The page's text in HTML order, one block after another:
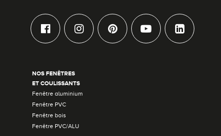
NOS FENÊTRES
ET COULISSANTS
Fenêtre aluminium
Fenêtre PVC
Fenêtre bois
Fenêtre PVC/ALU